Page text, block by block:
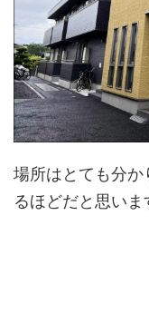
場所はとても分
るほどだと思いま